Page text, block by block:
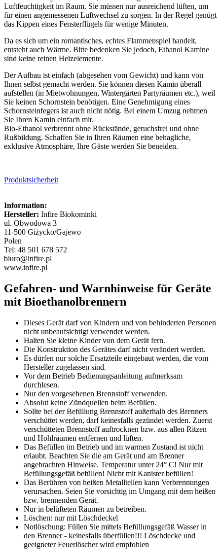
Luftfeuchtigkeit im Raum. Sie müssen nur ausreichend lüften, um
für einen angemessenen Luftwechsel zu sorgen. In der Regel genügt
das Kippen eines Fensterflügels für wenige Minuten.
Da es sich um ein romantisches, echtes Flammenspiel handelt,
entsteht auch Wärme. Bitte bedenken Sie jedoch, Ethanol Kamine
sind keine reinen Heizelemente.
Der Aufbau ist einfach (abgesehen vom Gewicht) und kann von
Ihnen selbst gemacht werden. Sie können diesen Kamin überall
aufstellen (in Mietwohnungen, Wintergärten Partyräumen etc.), weil
Sie keinen Schornstein benötigen. Eine Genehmigung eines
Schornsteinfegers ist auch nicht nötig. Bei einem Umzug nehmen
Sie Ihren Kamin einfach mit.
Bio-Ethanol verbrennt ohne Rückstände, geruchsfrei und ohne
Rußbildung. Schaffen Sie in Ihren Räumen eine behagliche,
exklusive Atmosphäre, Ihre Gäste werden Sie beneiden.
Produktsicherheit
Information:
Hersteller: Infire Biokominki
ul. Obwodowa 3
11-500 Giżycko/Gajewo
Polen
Tel: 48 501 678 572
biuro@infire.pl
www.infire.pl
Gefahren- und Warnhinweise für Geräte
mit Bioethanolbrennern
Dieses Gerät darf von Kindern und von behinderten Personen
nicht unbeaufsichtigt verwendet werden.
Halten Sie kleine Kinder von dem Gerät fern.
Die Konstruktion des Gerätes darf nicht verändert werden.
Es dürfen nur solche Ersatzteile eingebaut werden, die vom
Hersteller zugelassen sind.
Vor dem Betrieb Bedienungsanleitung aufmerksam
durchlesen.
Nur den vorgesehenen Brennstoff verwenden.
Absolut keine Zündquellen beim Befüllen.
Sollte bei der Befüllung Brennstoff außerhalb des Brenners
verschüttet werden, darf keinesfalls gezündet werden. Zuerst
verschütteten Brennstoff auftrocknen bzw. aus allen Ritzen
und Hohlräumen entfernen und lüften.
Das Befüllen im Betrieb und im warmen Zustand ist nicht
erlaubt. Beachten Sie die am Gerät und am Brenner
angebrachten Hinweise. Temperatur unter 24° C! Nur mit
Befüllungsgefäß befüllen! Nicht mit Kanister befüllen!
Das Berühren von heißen Metallteilen kann Verbrennungen
verursachen. Seien Sie vorsichtig im Umgang mit dem heißen
bzw. brennenden Gerät.
Nur in belüfteten Räumen zu betreiben.
Löschen: nur mit Löschdeckel
Notlöschung: Füllen Sie mittels Befüllungsgefäß Wasser in
den Brenner - keinesfalls überfüllen!!! Löschdecke und
geeigneter Feuerlöscher wird empfohlen